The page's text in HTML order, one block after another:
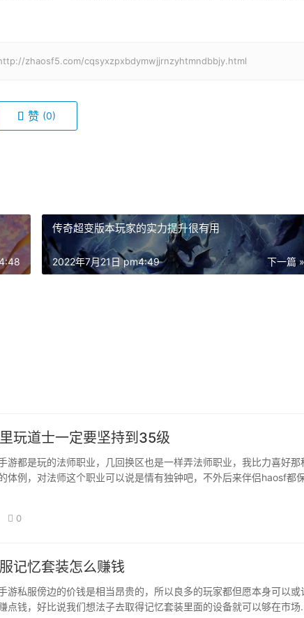
http://zhaosf5.com/cqsyxzpxbdymwjjrnzyhtmndbbjy.html
赞 (0)
传奇超变版本玩家的实力提升很有用
下一篇 »
2022年7月21日 pm4:49
玩道士一定要坚持到35级
游都是玩的法师职业，几回换区也是一样弄法师职业，我比力喜好那
体例，对法师这个职业可以说是情有独钟吧，不外后来伴侣haosf都
0
记忆套装怎么赚钱
游私服傍边的价钱是相当昂贵的，所以良多的玩家都但愿本身可以或
点钱，好比说我们想法子去取得记忆套装里面的设备就可以够在市场